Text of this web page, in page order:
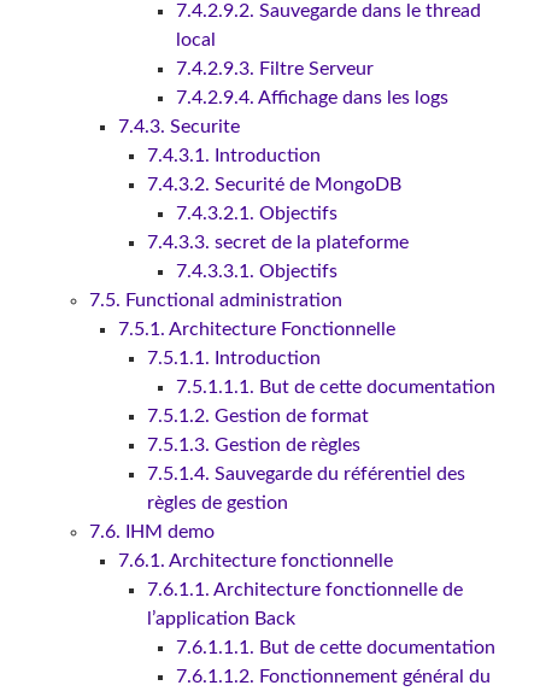
7.4.2.9.2. Sauvegarde dans le thread
local
7.4.2.9.3. Filtre Serveur
7.4.2.9.4. Affichage dans les logs
7.4.3. Securite
7.4.3.1. Introduction
7.4.3.2. Securité de MongoDB
7.4.3.2.1. Objectifs
7.4.3.3. secret de la plateforme
7.4.3.3.1. Objectifs
7.5. Functional administration
7.5.1. Architecture Fonctionnelle
7.5.1.1. Introduction
7.5.1.1.1. But de cette documentation
7.5.1.2. Gestion de format
7.5.1.3. Gestion de règles
7.5.1.4. Sauvegarde du référentiel des
règles de gestion
7.6. IHM demo
7.6.1. Architecture fonctionnelle
7.6.1.1. Architecture fonctionnelle de
l’application Back
7.6.1.1.1. But de cette documentation
7.6.1.1.2. Fonctionnement général du